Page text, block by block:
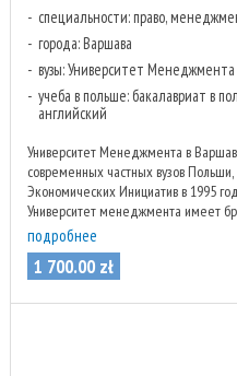
специальности: право,
города: Варшава
вузы: Университет
учеба в польше: бакалавриат в
английский
Университет Менеджмента в
современных частных вузов
Экономических Инициатив в 1995
Университет менеджмента имеет
подробнее
1 700.00 zł